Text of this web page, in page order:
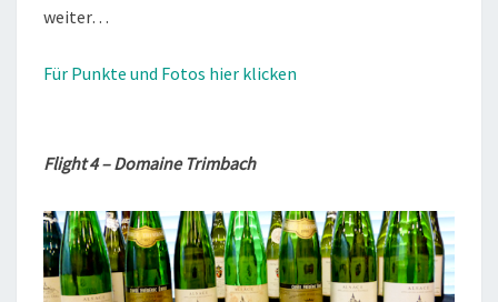
weiter…
Für Punkte und Fotos hier klicken
Flight 4 – Domaine Trimbach